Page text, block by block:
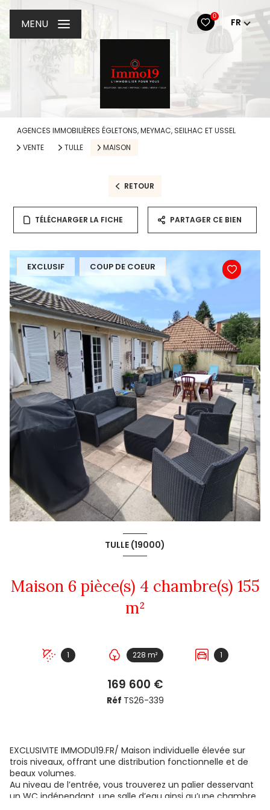
0
FR
MENU
AGENCES IMMOBILIÈRES ÉGLETONS, MEYMAC, SEILHAC ET USSEL
VENTE
TULLE MAISON
RETOUR
TÉLÉCHARGER LA FICHE PARTAGER CE BIEN
EXCLUSIF COUP DE COEUR
TULLE (19000)
Maison 6 pièce(s) 4 chambre(s) 155
m²
1 228 m² 1
169 600 €
Réf TS26-339
EXCLUSIVITE IMMODU19.FR/ Maison individuelle élevée sur
trois niveaux, offrant une distribution fonctionnelle et de
beaux volumes.
Au niveau de l’entrée, vous trouverez un palier desservant
un WC indépendant, une salle d’eau ainsi qu’une chambre